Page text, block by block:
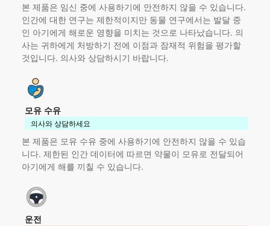
본 제품은 임신 중에 사용하기에 안전하지 않을 수 있습니다.
인간에 대한 연구는 제한적이지만 동물 연구에서는 발달 중
인 아기에게 해로운 영향을 미치는 것으로 나타났습니다. 의
사는 귀하에게 처방하기 전에 이점과 잠재적 위험을 평가할
것입니다. 의사와 상담하시기 바랍니다.
모유 수유
의사와 상담하세요
본 제품은 모유 수유 중에 사용하기에 안전하지 않을 수 있습
니다. 제한된 인간 데이터에 따르면 약물이 모유로 전달되어
아기에게 해를 끼칠 수 있습니다.
운전